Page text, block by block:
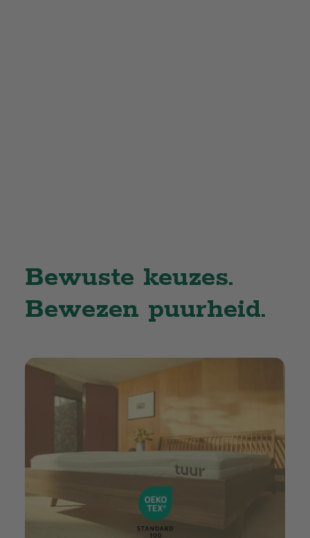
Bewuste keuzes.
Bewezen puurheid.